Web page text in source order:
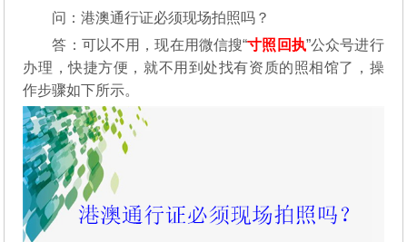
问：港澳通行证必须现场拍照吗？
答：可以不用，现在用微信搜“寸照回执”公众号进行
办理，快捷方便，就不用到处找有资质的照相馆了，操
作步骤如下所示。